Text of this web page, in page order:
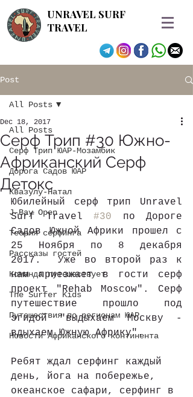
UNRAVEL SURF
TRAVEL
Post
All Posts
Серф Трип ЮАР-Мозамбик
Дорога Садов ЮАР
Квазулу-Натал
J-Bay Open
Теория серфинга
Рассказы гостей
Команда путешествует
The Surfer Kids
Путешествия по регионам ЮАР
Новости Африканского континента
All Posts
Серф Трип #30 Южно-
Африканский Серф
Детокс
Dec 18, 2017
Юбилейный серф трип Unravel
Surf Travel #30 по Дороге
Садов Южной Африки прошел с
25 Ноября по 8 декабря
2017.  Уже во второй раз к
нам приезжает в гости серф
проект "Rehab Moscow". Серф
путешествие прошло под
эгидой "выдыхаем Москву -
вдыхаем Южную Африку".
Ребят ждал серфинг каждый
день, йога на побережье,
океанское сафари, серфинг в